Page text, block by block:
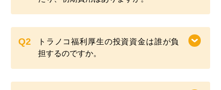
トラノコ福利厚生の投資資金は誰が負
担するのですか。